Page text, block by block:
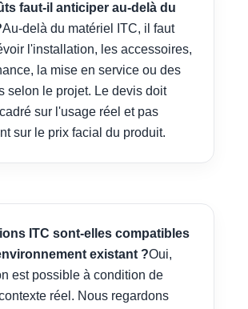
faut-il anticiper au-delà du
Au-delà du matériel ITC, il faut
l'installation, les accessoires,
la mise en service ou des
selon le projet. Le devis doit
sur l'usage réel et pas
sur le prix facial du produit.
ITC sont-elles compatibles
existant ?Oui,
est possible à condition de
réel. Nous regardons